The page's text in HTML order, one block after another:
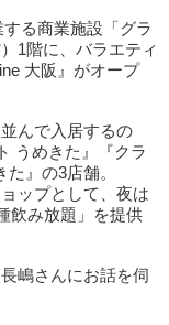
る商業施設「グラ
1階に、バラエティ
大阪』がオープ
んで入居するの
うめきた』『クラ
』の3店舗。
ップとして、夜は
飲み放題」を提供
嶋さんにお話を伺